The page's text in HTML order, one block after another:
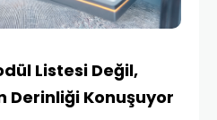
Listesi Değil,
Derinliği Konuşuyor